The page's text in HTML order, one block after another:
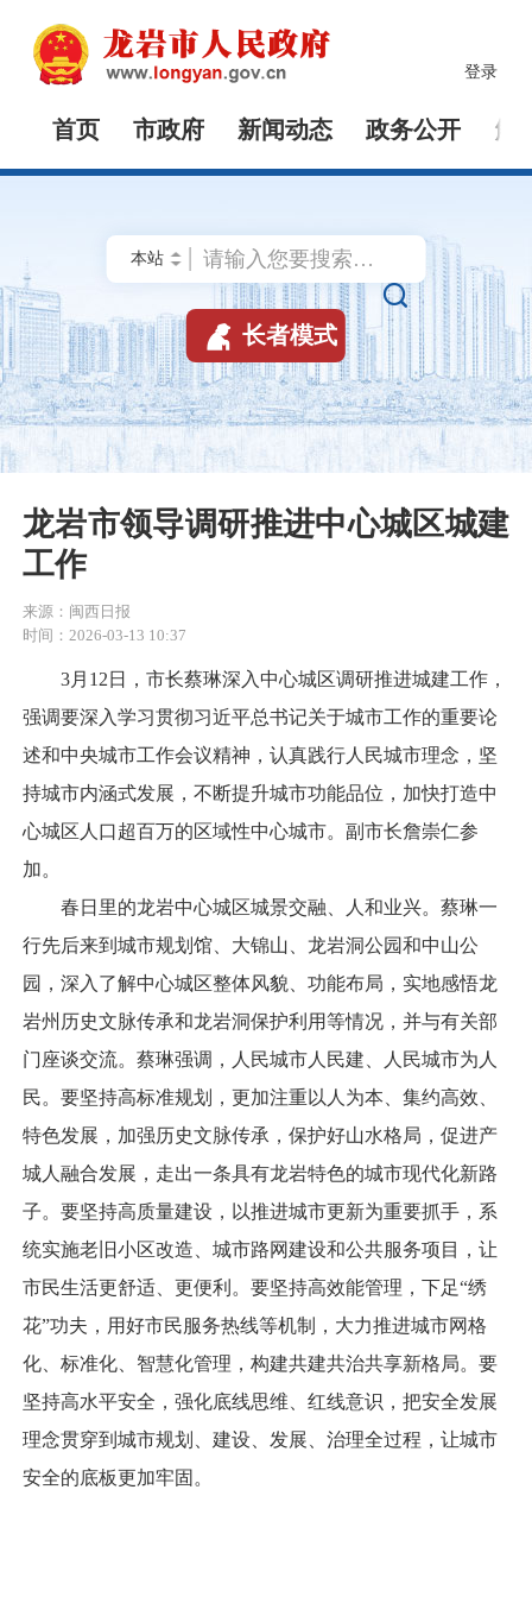
登录
首页 市政府 新闻动态 政务公开 解

 长者模式
龙岩市领导调研推进中心城区城建
工作
来源：闽西日报
时间：2026-03-13 10:37
3月12日，市长蔡琳深入中心城区调研推进城建工作，
强调要深入学习贯彻习近平总书记关于城市工作的重要论
述和中央城市工作会议精神，认真践行人民城市理念，坚
持城市内涵式发展，不断提升城市功能品位，加快打造中
心城区人口超百万的区域性中心城市。副市长詹崇仁参
加。
春日里的龙岩中心城区城景交融、人和业兴。蔡琳一
行先后来到城市规划馆、大锦山、龙岩洞公园和中山公
园，深入了解中心城区整体风貌、功能布局，实地感悟龙
岩州历史文脉传承和龙岩洞保护利用等情况，并与有关部
门座谈交流。蔡琳强调，人民城市人民建、人民城市为人
民。要坚持高标准规划，更加注重以人为本、集约高效、
特色发展，加强历史文脉传承，保护好山水格局，促进产
城人融合发展，走出一条具有龙岩特色的城市现代化新路
子。要坚持高质量建设，以推进城市更新为重要抓手，系
统实施老旧小区改造、城市路网建设和公共服务项目，让
市民生活更舒适、更便利。要坚持高效能管理，下足“绣
花”功夫，用好市民服务热线等机制，大力推进城市网格
化、标准化、智慧化管理，构建共建共治共享新格局。要
坚持高水平安全，强化底线思维、红线意识，把安全发展
理念贯穿到城市规划、建设、发展、治理全过程，让城市
安全的底板更加牢固。